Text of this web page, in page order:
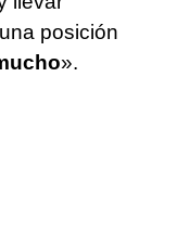
posición
».